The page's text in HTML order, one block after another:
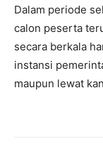
Dalam periode
calon peserta
secara berkala
instansi
maupun lewat